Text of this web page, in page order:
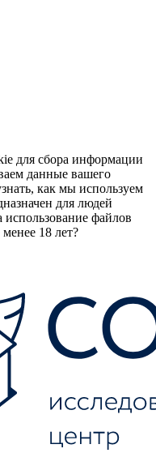
для сбора информации
данные вашего
как мы используем
для людей
использование файлов
18 лет?